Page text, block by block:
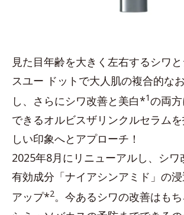
見た目年齢を大きく左右するシワ
スユー ドットで大人肌の複合的な
し、さらにシワ改善と美白*1の両
できるオルビスザリンクルセラム
しい印象へとアプローチ！
2025年8月にリニューアルし、シワ
有効成分「ナイアシンアミド」の
アップ*2。今あるシワの改善はも